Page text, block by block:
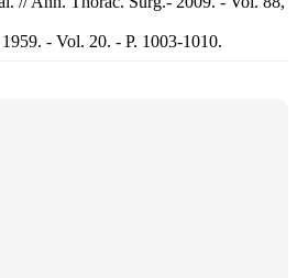
- Vol. 20. - P. 1003-1010.